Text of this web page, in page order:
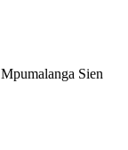
Sien